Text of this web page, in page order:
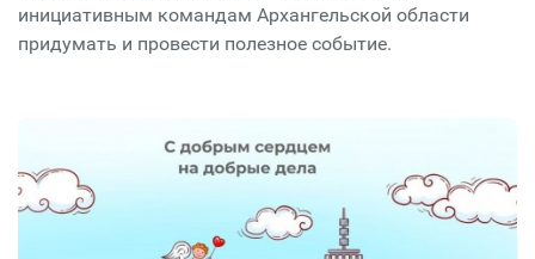
инициативным командам Архангельской области
придумать и провести полезное событие.